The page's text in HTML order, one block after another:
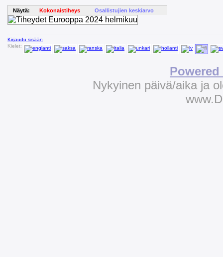
Näytä: Kokonaistiheys Osallistujien keskiarvo
Kirjaudu sisään
Kielet:
Nykyinen päivä/aika ja